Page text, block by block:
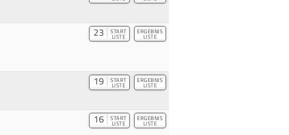
23 START
LISTE
ERGEBNIS
LISTE
19 START
LISTE
ERGEBNIS
LISTE
16 START
LISTE
ERGEBNIS
LISTE